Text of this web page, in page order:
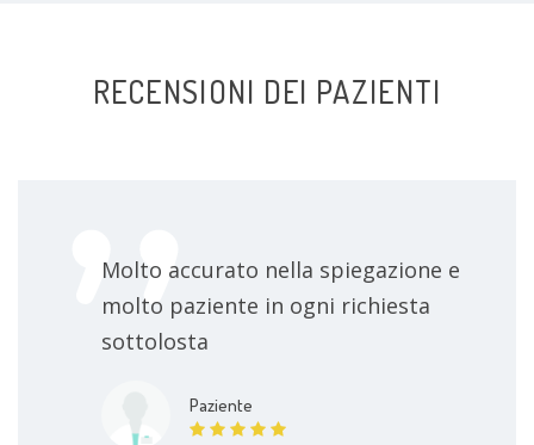
RECENSIONI DEI PAZIENTI
Molto accurato nella spiegazione e
molto paziente in ogni richiesta
sottolosta
Paziente